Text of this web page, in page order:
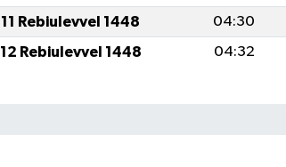
11 Rebiulevvel 1448 04:30
12 Rebiulevvel 1448 04:32